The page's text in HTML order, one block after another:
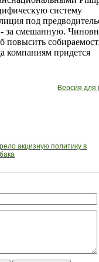
систему
под
за смешанную.
компаниям придется
Версия для
акцизную политику в